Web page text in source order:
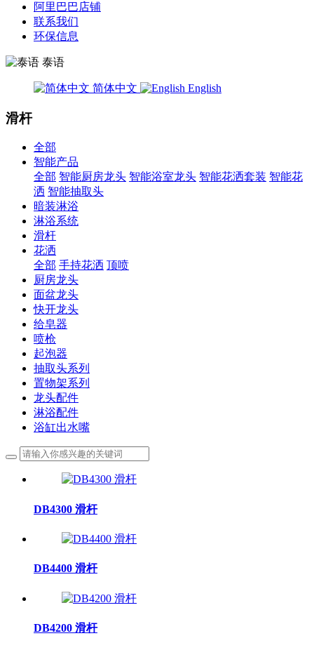
阿里巴巴店铺
联系我们
环保信息
泰语
简体中文 English
滑杆
全部
智能产品
全部 智能厨房龙头 智能浴室龙头 智能花洒套装 智能花
洒 智能抽取头
暗装淋浴
淋浴系统
滑杆
花洒
全部 手持花洒 顶喷
厨房龙头
面盆龙头
快开龙头
给皂器
喷枪
起泡器
抽取头系列
置物架系列
龙头配件
淋浴配件
浴缸出水嘴
DB4300 滑杆
DB4400 滑杆
DB4200 滑杆